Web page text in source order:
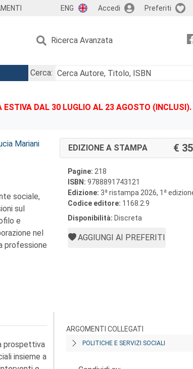
ENG Accedi Preferiti
Ricerca Avanzata
Cerca:
DAL 30 LUGLIO AL 23 AGOSTO (INCLUSI).
Mariani
sociale,
sul
e
nel
professione
EDIZIONE A STAMPA
Pagine: 218
ISBN: 9788891743121
Edizione: 3a ristampa 2026, 1 a
Codice editore: 1168.2.9
Disponibilità: Discreta
AGGIUNGI AI PREFERITI
prospettiva
insieme a
ARGOMENTI COLLEGATI
POLITICHE E SERVIZI SOCIALI